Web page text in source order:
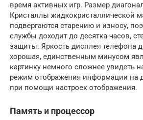
время активных игр. Размер
Кристаллы жидкокристаллической
подвергаются старению и износу,
службы доходит до десятка часов,
защиты. Яркость дисплея телефона
хорошая, единственным минусом
картинку немного сложнее увидеть
режим отображения информации на
при помощи настроек отображения.
Память и процессор